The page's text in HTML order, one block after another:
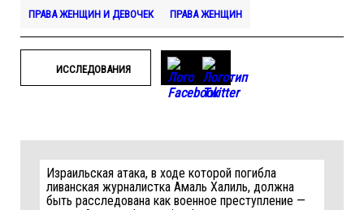
ПРАВА ЖЕНЩИН И ДЕВОЧЕК ПРАВА ЖЕНЩИН
ИССЛЕДОВАНИЯ
Израильская атака, в ходе которой погибла
ливанская журналистка Амаль Халиль, должна
быть расследована как военное преступление —